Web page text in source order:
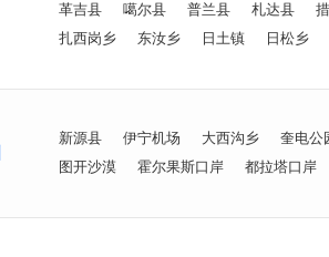
革吉县 噶尔县 普兰县 札达县
扎西岗乡
东汝乡 日土镇 日松乡
新源县 伊宁机场 大西沟乡
奎电公
图开沙漠
霍尔果斯口岸 都拉塔口岸